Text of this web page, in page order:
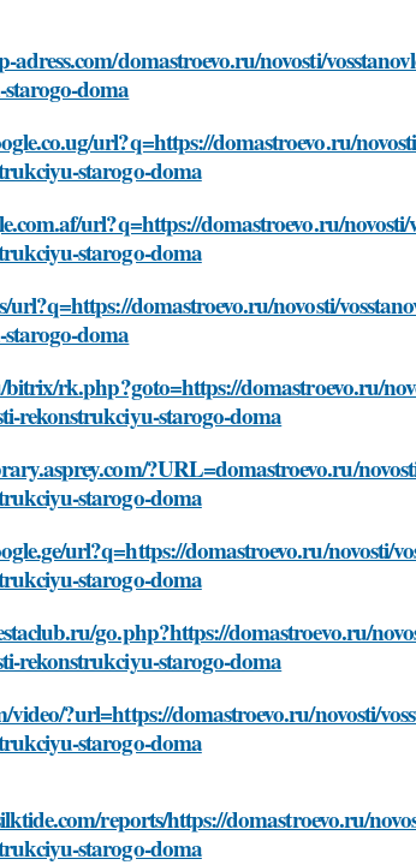
adress.com/domastroevo.ru/novosti/
doma
url?q=https://domastroevo.ru/
starogo-doma
url?q=https://domastroevo.ru/
starogo-doma
url?q=https://domastroevo.ru/novosti/
doma
rk.php?goto=https://domastroevo.ru/
rekonstrukciyu-starogo-doma
?URL=domastroevo.ru/
starogo-doma
url?q=https://domastroevo.ru/novosti/
starogo-doma
go.php?https://domastroevo.ru/
rekonstrukciyu-starogo-doma
video/?url=https://domastroevo.ru/novosti/
starogo-doma
reports/https://domastroevo.ru/
starogo-doma